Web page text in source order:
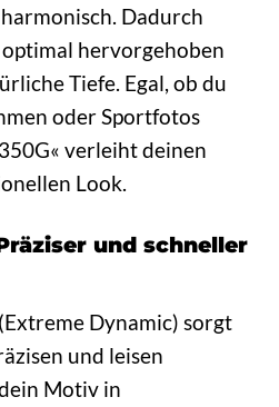
Dadurch
hervorgehoben
Tiefe. Egal, ob du
oder Sportfotos
verleiht deinen
Look.
und schneller
Dynamic) sorgt
und leisen
Motiv in